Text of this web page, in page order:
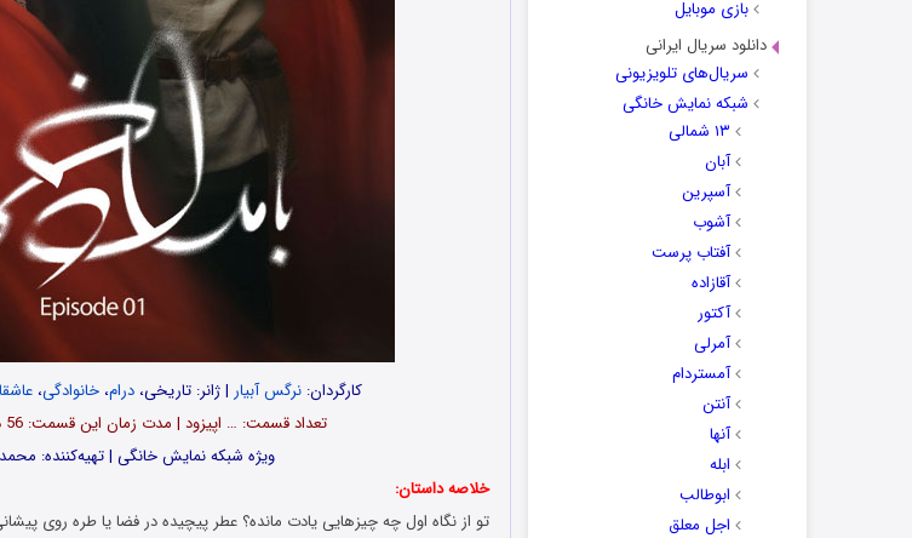
بازی موبایل
دانلود سریال ایرانی
سریال‌های تلویزیونی
شبکه نمایش خانگی
۱۳ شمالی
آبان
آسپرین
آشوب
آفتاب پرست
آقازاده
آکتور
آمرلی
آمستردام
آنتن
آنها
ابله
ابوطالب
اجل معلق
کارگردان:نرگس آبیار | ژانر: تاریخی،درام،خانوادگی،
تعداد قسمت‌: … اپیزود | مدت زمان این قسمت: 56 دقیقه | کیفیت: BluRay
ویژه شبکه نمایش خانگی | تهیه‌کننده:
خلاصه داستان:
تو از نگاه اول چه چیزهایی یادت مانده؟ عطر پیچیده در فضا یا طره‌ روی